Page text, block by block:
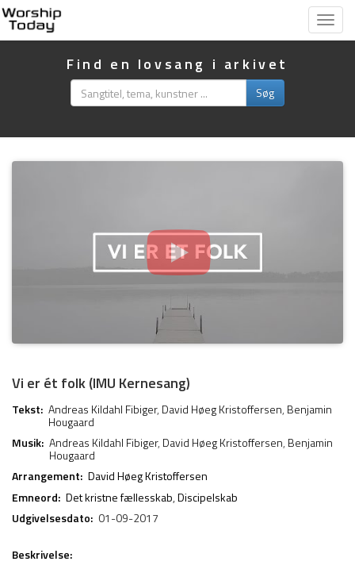
Vis
Find en lovsang i arkivet
Søg
Vi er ét folk (IMU Kernesang)
Tekst: Andreas Kildahl Fibiger, David Høeg Kristoffersen, Benjamin
Hougaard
Musik: Andreas Kildahl Fibiger, David Høeg Kristoffersen, Benjamin
Hougaard
Arrangement: David Høeg Kristoffersen
Emneord: Det kristne fællesskab,Discipelskab
Udgivelsesdato: 01-09-2017
Beskrivelse: